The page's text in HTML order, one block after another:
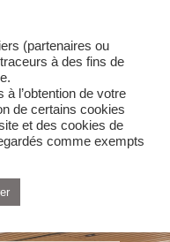
(partenaires ou
à des fins de
l’obtention de votre
de certains cookies
et des cookies de
comme exempts